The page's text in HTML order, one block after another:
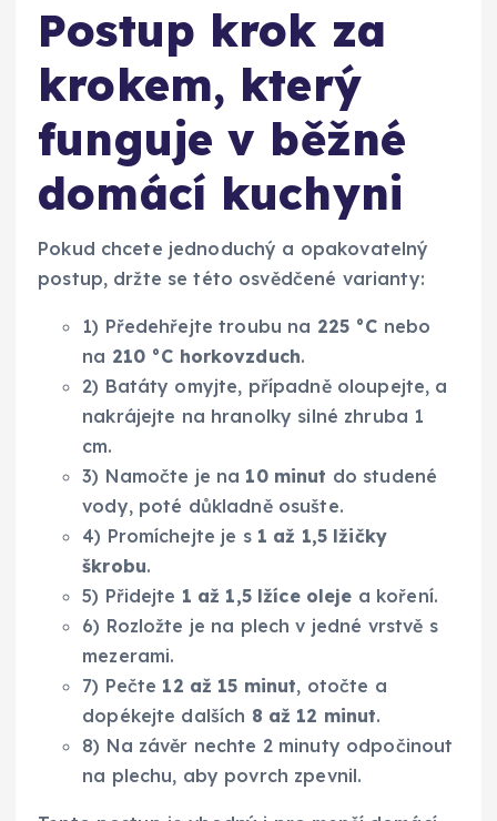
Postup krok za
krokem, který
funguje v běžné
domácí kuchyni
Pokud chcete jednoduchý a opakovatelný
postup, držte se této osvědčené varianty:
1) Předehřejte troubu na 225 °C nebo
na 210 °C horkovzduch.
2) Batáty omyjte, případně oloupejte, a
nakrájejte na hranolky silné zhruba 1
cm.
3) Namočte je na 10 minut do studené
vody, poté důkladně osušte.
4) Promíchejte je s 1 až 1,5 lžičky
škrobu.
5) Přidejte 1 až 1,5 lžíce oleje a koření.
6) Rozložte je na plech v jedné vrstvě s
mezerami.
7) Pečte 12 až 15 minut, otočte a
dopékejte dalších 8 až 12 minut.
8) Na závěr nechte 2 minuty odpočinout
na plechu, aby povrch zpevnil.